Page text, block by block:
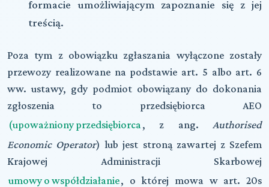
formacie umożliwiającym zapoznanie się z jej
treścią.
Poza tym z obowiązku zgłaszania wyłączone zostały
przewozy realizowane na podstawie art. 5 albo art. 6
ww. ustawy, gdy podmiot obowiązany do dokonania
zgłoszenia to przedsiębiorca AEO
(upoważniony przedsiębiorca, z ang. Authorised
Economic Operator) lub jest stroną zawartej z Szefem
Krajowej Administracji Skarbowej
umowy o współdziałanie, o której mowa w art. 20s